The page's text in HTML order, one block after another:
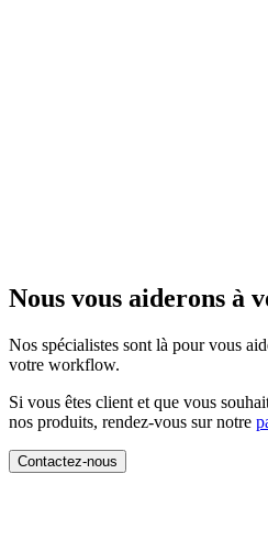
Nous vous aiderons à
Nos spécialistes sont là pour vous
votre workflow.
Si vous êtes client et que vous
nos produits, rendez-vous sur notre
Contactez-nous